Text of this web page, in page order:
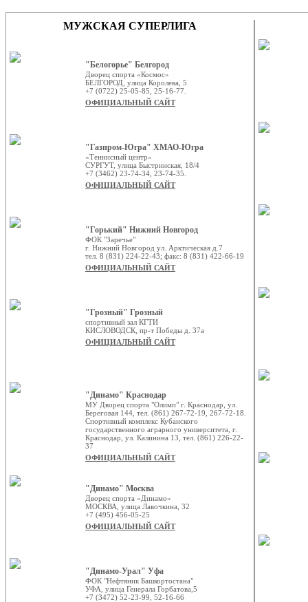
МУЖСКАЯ СУПЕРЛИГА
"Белогорье" Белгород
Дворец спорта «Космос»
БЕЛГОРОД, улица Королева, 5
+7 (0722) 25-05-85, 25-16-77.
ОФИЦИАЛЬНЫЙ САЙТ
"Газпром-Югра" ХМАО-Югра
«Теннисный центр»
СУРГУТ, улица Быстринская, 18/4
+7 (3462) 23-74-34, 23-74-35.
ОФИЦИАЛЬНЫЙ САЙТ
"Горький" Нижний Новгород
ФОК "Заречье"
г. Нижний Новгород ул. Арктическая д.7
тел. 8 (831) 224-22-43; факс: 8 (831) 422-66-19
ОФИЦИАЛЬНЫЙ САЙТ
"Грозный" Грозный
спортивный зал КГТИ
КИСЛОВОДСК, пр-т Победы д. 37а
ОФИЦИАЛЬНЫЙ САЙТ
"Динамо" Краснодар
МУ Дворец спорта "Олимп" г. Краснодар, ул.
Береговая 144, тел. (861) 267-72-19, 267-72-18.
Спортивный комплекс Кубанского
государственного аграрного университета, г.
Краснодар, ул. Калинина 13, тел. (861) 226-22-
37
ОФИЦИАЛЬНЫЙ САЙТ
"Динамо" Москва
Дворец спорта «Динамо»
МОСКВА, улица Лавочкина, 32
+7 (495) 456-05-25
ОФИЦИАЛЬНЫЙ САЙТ
"Динамо-Урал" Уфа
ФОК "Нефтяник Башкортостана"
УФА, улица Генерала Горбатова,5
+7 (3472) 52-23-99, 52-16-66